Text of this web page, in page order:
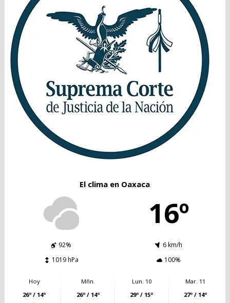
El clima en Oaxaca
16º
92%
6 km/h
1019 hPa
100%
Hoy
26º / 14º
Mñn.
26º / 14º
Lun. 10
29º / 15º
Mar. 11
27º / 14º